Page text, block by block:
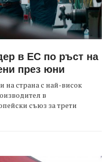
в ЕС по ръст на
през юни
на страна с най-висок
в
съюз за трети